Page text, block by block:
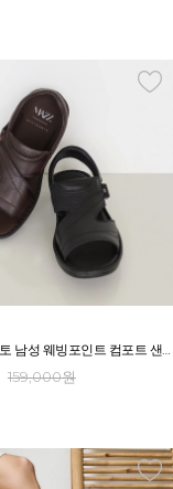
마쯔 by 엘칸토 남성 웨빙포인트 컴포트 샌들 3cm LCMW57M626
159,000원